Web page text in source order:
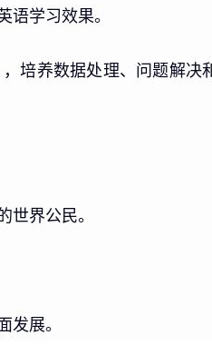
语学习效果。
培养数据处理、问题解决
世界公民。
发展。